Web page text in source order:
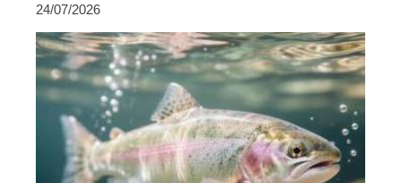
24/07/2026